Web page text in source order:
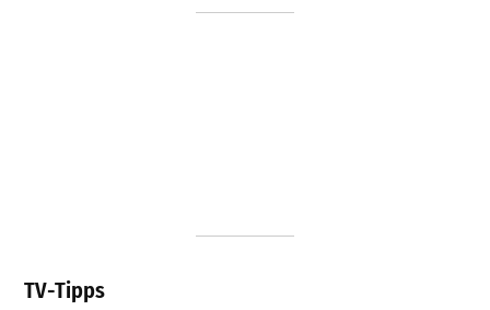
TV-Tipps